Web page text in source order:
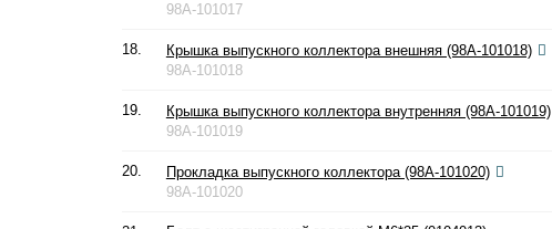
98A-101017
18.
Крышка выпускного коллектора внешняя (98A-101018)
98A-101018
19.
Крышка выпускного коллектора внутренняя (98A-101019)
98A-101019
20.
Прокладка выпускного коллектора (98A-101020)
98A-101020